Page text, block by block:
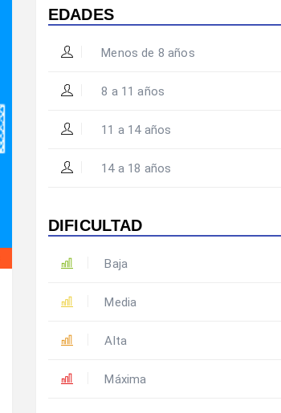
EDADES
Menos de 8 años
8 a 11 años
11 a 14 años
14 a 18 años
DIFICULTAD
Baja
Media
Alta
Máxima